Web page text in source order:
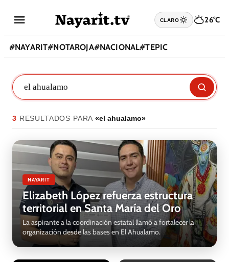
CLARO 26°C
#NAYARIT#NOTAROJA#NACIONAL#TEPIC
3 RESULTADOS PARA«el ahualamo»
NAYARIT
Elizabeth López refuerza estructura
territorial en Santa María del Oro
La aspirante a la coordinación estatal llamó a fortalecer la
organización desde las bases en El Ahualamo.